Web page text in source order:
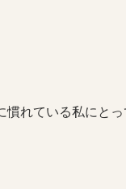
れている私にと